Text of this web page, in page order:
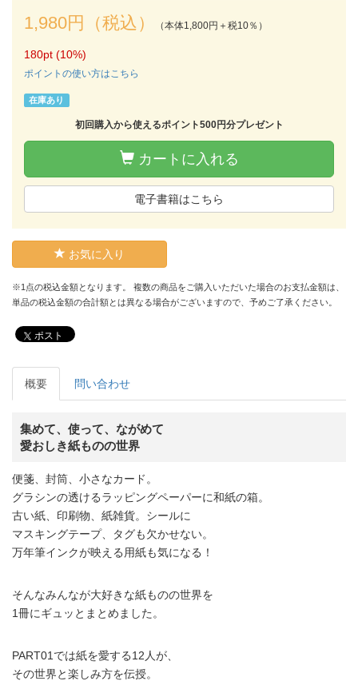
1,980円（税込） （本体1,800円＋税10％）
180pt (10%)
ポイントの使い方はこちら
在庫あり
初回購入から使えるポイント500円分プレゼント
カートに入れる
電子書籍はこちら
お気に入り
※1点の税込金額となります。 複数の商品をご購入いただいた場合のお支払金額は、
単品の税込金額の合計額とは異なる場合がございますので、予めご了承ください。
ポスト
概要 問い合わせ
集めて、使って、ながめて
愛おしき紙ものの世界
便箋、封筒、小さなカード。
グラシンの透けるラッピングペーパーに和紙の箱。
古い紙、印刷物、紙雑貨。シールに
マスキングテープ、タグも欠かせない。
万年筆インクが映える用紙も気になる！
そんなみんなが大好きな紙ものの世界を
1冊にギュッとまとめました。
PART01では紙を愛する12人が、
その世界と楽しみ方を伝授。